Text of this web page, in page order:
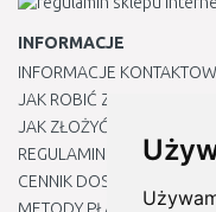
INFORMACJE
INFORMACJE
JAK ROBIĆ ZAKUPY ?
JAK ZŁOŻYĆ REKLAMACJĘ
REGULAMIN
CENNIK DOSTAWY